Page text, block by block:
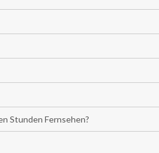
Stunden Fernsehen?